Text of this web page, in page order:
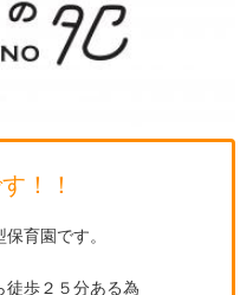
！！
育園です。
歩２５分ある為